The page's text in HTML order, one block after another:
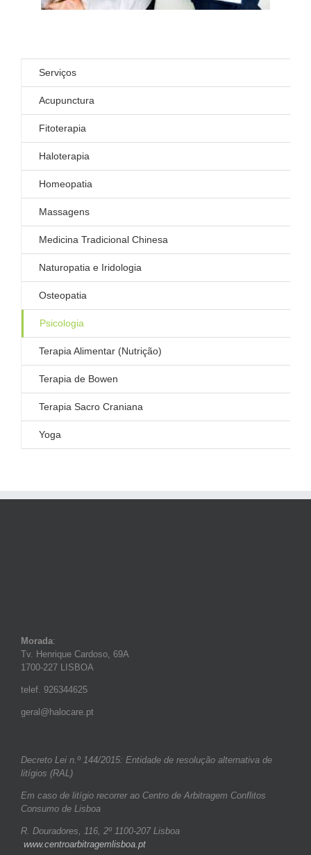
Serviços
Acupunctura
Fitoterapia
Haloterapia
Homeopatia
Massagens
Medicina Tradicional Chinesa
Naturopatia e Iridologia
Osteopatia
Psicologia
Terapia Alimentar (Nutrição)
Terapia de Bowen
Terapia Sacro Craniana
Yoga
Morada:
Tv. Henrique Cardoso, 69A
1700-227 LISBOA
telef. 926344625
geral@halocare.pt
Decreto Lei n.º 144/2015: Entidade de resolução alternativa de
litígios (RAL)
Em caso de litígio recorrer ao Centro de Arbitragem Conflitos
Consumo de Lisboa
R. Douradores, 116, 2º 1100-207 Lisboa
www.centroarbitragemlisboa.pt